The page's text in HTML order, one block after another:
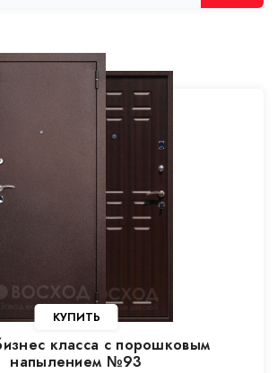
класса с порошковым
напылением №93